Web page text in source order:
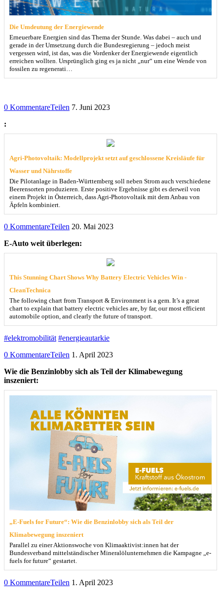
Die Umdeutung der Energiewende
Erneuerbare Energien sind das Thema der Stunde. Was dabei – auch und
gerade in der Umsetzung durch die Bundesregierung – jedoch meist
vergessen wird, ist das, was die Vordenker der Energiewende eigentlich
erreichen wollten. Ursprünglich ging es ja nicht „nur“ um eine Wende von
fossilen zu regenerati…
0 KommentareTeilen 7. Juni 2023
:
Agri-Photovoltaik: Modellprojekt setzt auf geschlossene Kreisläufe für
Wasser und Nährstoffe
Die Pilotanlage in Baden-Württemberg soll neben Strom auch verschiedene
Beerensorten produzieren. Erste positive Ergebnisse gibt es derweil von
einem Projekt in Österreich, dass Agri-Photovoltaik mit dem Anbau von
Äpfeln kombiniert.
0 KommentareTeilen 20. Mai 2023
E-Auto weit überlegen:
This Stunning Chart Shows Why Battery Electric Vehicles Win -
CleanTechnica
The following chart from Transport & Environment is a gem. It’s a great
chart to explain that battery electric vehicles are, by far, our most efficient
automobile option, and clearly the future of transport.
#elektromobilität #energieautarkie
0 KommentareTeilen 1. April 2023
Wie die Benzinlobby sich als Teil der Klimabewegung
inszeniert:
„E-Fuels for Future“: Wie die Benzinlobby sich als Teil der
Klimabewegung inszeniert
Parallel zu einer Aktionswoche von Klimaaktivist:innen hat der
Bundesverband mittelständischer Mineralölunternehmen die Kampagne „e-
fuels for future“ gestartet.
0 KommentareTeilen 1. April 2023